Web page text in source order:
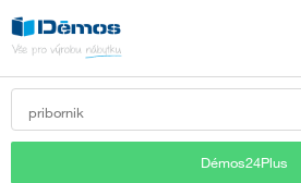
Démos24Plus